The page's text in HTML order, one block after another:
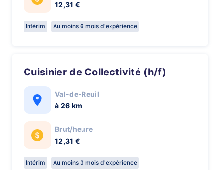
12,31 €
Intérim Au moins 6 mois d'expérience
Cuisinier de Collectivité (h/f)
Val-de-Reuil
à 26 km
Brut/heure
12,31 €
Intérim Au moins 3 mois d'expérience